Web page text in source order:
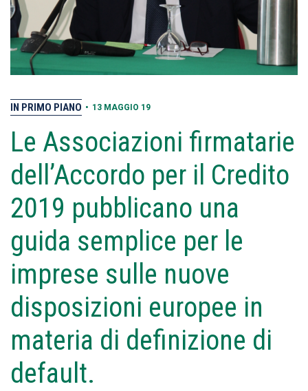
IN PRIMO PIANO • 13 MAGGIO 19
Le Associazioni firmatarie
dell’Accordo per il Credito
2019 pubblicano una
guida semplice per le
imprese sulle nuove
disposizioni europee in
materia di definizione di
default.